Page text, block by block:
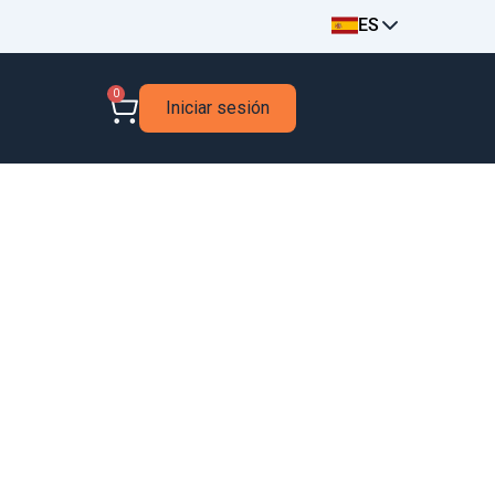
ES
0
Iniciar sesión